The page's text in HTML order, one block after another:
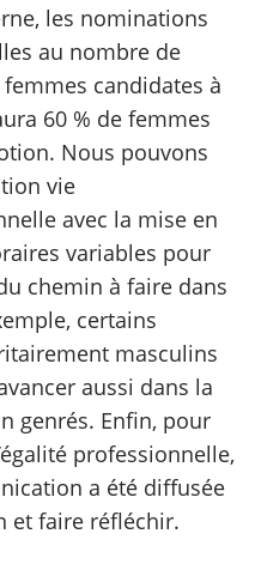
les nominations
au nombre de
femmes candidates à
60 % de femmes
Nous pouvons
vie
avec la mise en
variables pour
chemin à faire dans
certains
masculins
aussi dans la
genrés. Enfin, pour
professionnelle,
a été diffusée
et faire réfléchir.